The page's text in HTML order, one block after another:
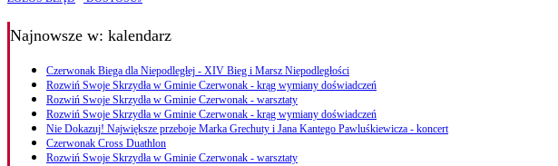
Najnowsze w: kalendarz
Czerwonak Biega dla Niepodległej - XIV Bieg i Marsz Niepodległości
Rozwiń Swoje Skrzydła w Gminie Czerwonak - krąg wymiany doświadczeń
Rozwiń Swoje Skrzydła w Gminie Czerwonak - warsztaty
Rozwiń Swoje Skrzydła w Gminie Czerwonak - krąg wymiany doświadczeń
Nie Dokazuj! Największe przeboje Marka Grechuty i Jana Kantego Pawluśkiewicza - koncert
Czerwonak Cross Duathlon
Rozwiń Swoje Skrzydła w Gminie Czerwonak - warsztaty